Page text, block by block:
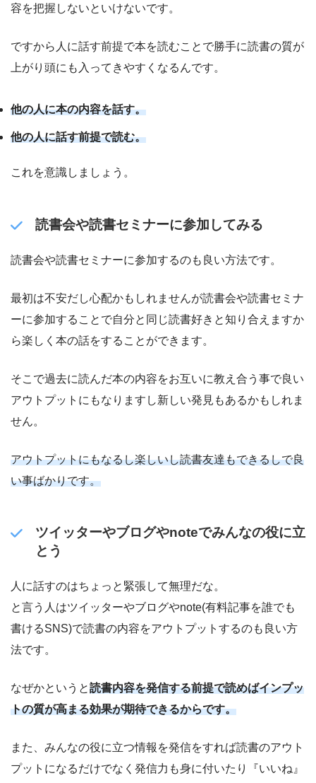
容を把握しないといけないです。
ですから人に話す前提で本を読むことで勝手に読書の質が
上がり頭にも入ってきやすくなるんです。
他の人に本の内容を話す。
他の人に話す前提で読む。
これを意識しましょう。
読書会や読書セミナーに参加してみる
読書会や読書セミナーに参加するのも良い方法です。
最初は不安だし心配かもしれませんが読書会や読書セミナ
ーに参加することで自分と同じ読書好きと知り合えますか
ら楽しく本の話をすることができます。
そこで過去に読んだ本の内容をお互いに教え合う事で良い
アウトプットにもなりますし新しい発見もあるかもしれま
せん。
アウトプットにもなるし楽しいし読書友達もできるしで良
い事ばかりです。
ツイッターやブログやnoteでみんなの役に立
とう
人に話すのはちょっと緊張して無理だな。
と言う人はツイッターやブログやnote(有料記事を誰でも
書けるSNS)で読書の内容をアウトプットするのも良い方
法です。
なぜかというと読書内容を発信する前提で読めばインプッ
トの質が高まる効果が期待できるからです。
また、みんなの役に立つ情報を発信をすれば読書のアウト
プットになるだけでなく発信力も身に付いたり『いいね』